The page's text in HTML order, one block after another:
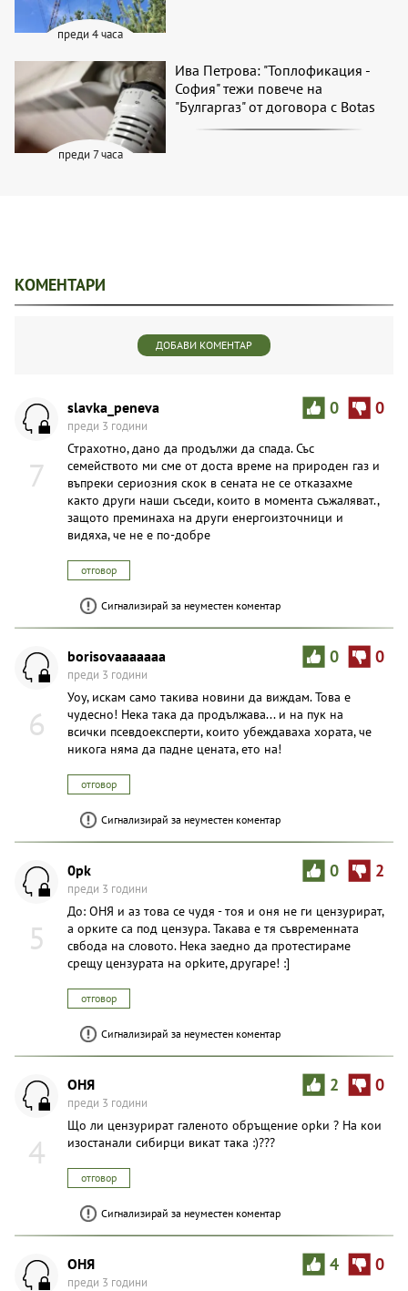
преди 4 часа
преди 7 часа
Ива Петрова: "Топлофикация -
София" тежи повече на
"Булгаргаз" от договора с Botas
КОМЕНТАРИ
ДОБАВИ КОМЕНТАР
7
0 0
slavka_peneva
преди 3 години
Страхотно, дано да продължи да спада. Със
семейството ми сме от доста време на природен газ и
въпреки сериозния скок в сената не се отказахме
както други наши съседи, които в момента съжаляват.,
защото преминаха на други енергоизточници и
видяха, че не е по-добре
отговор
Сигнализирай за неуместен коментар
6
0 0
borisovaaaaaaa
преди 3 години
Уоу, искам само такива новини да виждам. Това е
чудесно! Нека така да продължава... и на пук на
всички псевдоексперти, които убеждаваха хората, че
никога няма да падне цената, ето на!
отговор
Сигнализирай за неуместен коментар
5
0 2
0pk
преди 3 години
До: OHЯ и аз това се чудя - тоя и оня не ги цензурират,
а opките са под цензура. Такава е тя съвременната
свбода на словото. Нека заедно да протестираме
срещу цензурата на оpkите, другаре! :]
отговор
Сигнализирай за неуместен коментар
4
2 0
OHЯ
преди 3 години
Що ли цензурират галеното обръщение opkи ? На кои
изостанали сибирци викат така :)???
отговор
Сигнализирай за неуместен коментар
4 0
OHЯ
преди 3 години